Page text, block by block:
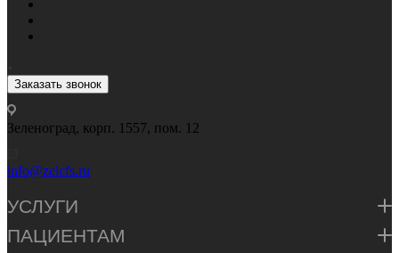
Заказать звонок
Зеленоград, корп. 1557, пом. 12
info@zelcfs.ru
УСЛУГИ
ПАЦИЕНТАМ